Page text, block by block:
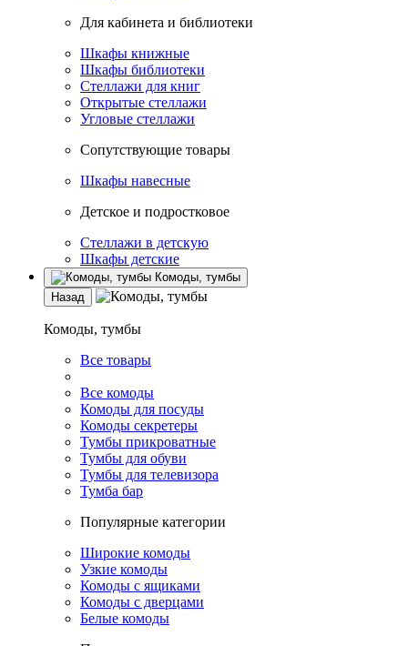
Для кабинета и библиотеки
Шкафы книжные
Шкафы библиотеки
Стеллажи для книг
Открытые стеллажи
Угловые стеллажи
Сопутствующие товары
Шкафы навесные
Детское и подростковое
Стеллажи в детскую
Шкафы детские
Комоды, тумбы
Назад
Комоды, тумбы
Все товары
Все комоды
Комоды для посуды
Комоды секретеры
Тумбы прикроватные
Тумбы для обуви
Тумбы для телевизора
Тумба бар
Популярные категории
Широкие комоды
Узкие комоды
Комоды с ящиками
Комоды с дверцами
Белые комоды